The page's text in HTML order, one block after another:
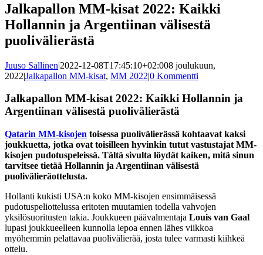
Jalkapallon MM-kisat 2022: Kaikki
Hollannin ja Argentiinan välisestä
puolivälierästä
Juuso Sallinen|2022-12-08T17:45:10+02:008 joulukuun,
2022|Jalkapallon MM-kisat, MM 2022|0 Kommentti
Jalkapallon MM-kisat 2022: Kaikki Hollannin ja
Argentiinan välisestä puolivälierästä
Qatarin MM-kisojen toisessa puolivälierässä kohtaavat kaksi
joukkuetta, jotka ovat toisilleen hyvinkin tutut vastustajat MM-
kisojen pudotuspeleissä. Tältä sivulta löydät kaiken, mitä sinun
tarvitsee tietää Hollannin ja Argentiinan välisestä
puolivälieräottelusta.
Hollanti kukisti USA:n koko MM-kisojen ensimmäisessä
pudotuspeliottelussa eritoten muutamien todella vahvojen
yksilösuoritusten takia. Joukkueen päävalmentaja Louis van Gaal
lupasi joukkueelleen kunnolla lepoa ennen lähes viikkoa
myöhemmin pelattavaa puolivälierää, josta tulee varmasti kiihkeä
ottelu.